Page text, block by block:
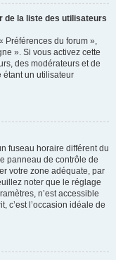
de la liste des utilisateurs
Préférences du forum »,
». Si vous activez cette
des modérateurs et de
étant un utilisateur
fuseau horaire différent du
panneau de contrôle de
votre zone adéquate, par
noter que le réglage
n’est accessible
c’est l’occasion idéale de